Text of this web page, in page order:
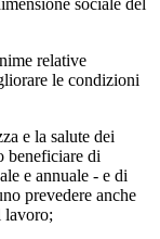
sociale del
relative
le condizioni
e la salute dei
beneficiare di
e annuale - e di
prevedere anche
lavoro;